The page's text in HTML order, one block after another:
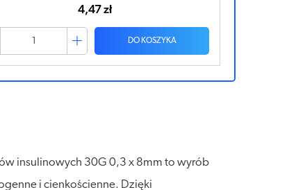
4,47 zł
DO KOSZYKA
insulinowych 30G 0,3 x 8mm to wyrób
i cienkościenne. Dzięki